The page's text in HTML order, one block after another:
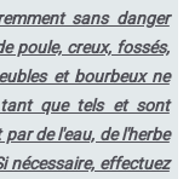
sans danger
poule, creux, fossés,
et bourbeux ne
que tels et sont
de l'eau, de l'herbe
nécessaire, effectuez